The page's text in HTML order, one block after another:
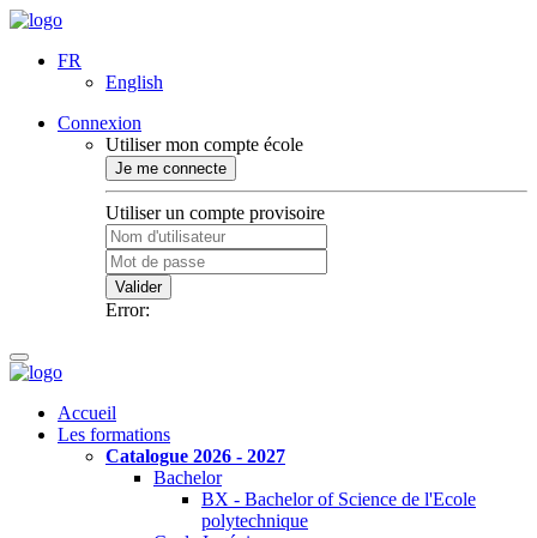
FR
English
Connexion
Utiliser mon compte école
Je me connecte
Utiliser un compte provisoire
Valider
Error:
Accueil
Les formations
Catalogue 2026 - 2027
Bachelor
BX - Bachelor of Science de l'Ecole
polytechnique